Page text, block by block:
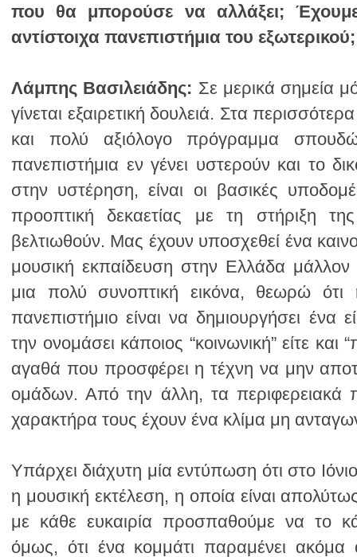
αντίστοιχα πανεπιστήμια του εξωτερικού;
Λάμπης Βασιλειάδης:
χαρακτήρα τους έχουν ένα κλίμα μη